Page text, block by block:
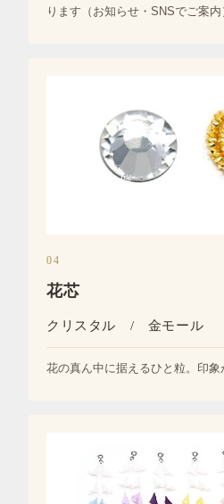
ります（お知らせ・SNSでご案内
04
花芯
クリスタル / 金モール
花の真ん中に据えるひと粒。印象